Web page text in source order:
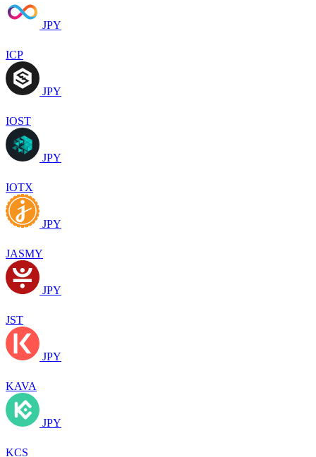
JPY
ICP
JPY
IOST
JPY
IOTX
JPY
JASMY
JPY
JST
JPY
KAVA
JPY
KCS